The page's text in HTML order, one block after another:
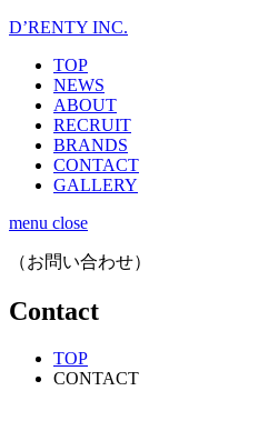
D’RENTY INC.
TOP
NEWS
ABOUT
RECRUIT
BRANDS
CONTACT
GALLERY
menu close
（お問い合わせ）
Contact
TOP
CONTACT